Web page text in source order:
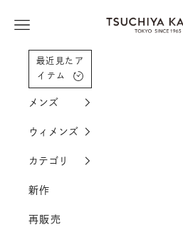
土屋鞄製造所
メニューを開く
最近見たア
イテム
メンズ
ウィメンズ
カテゴリ
新作
再販売